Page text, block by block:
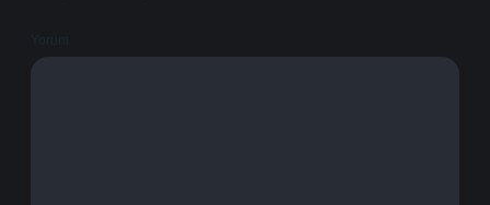
Yorum